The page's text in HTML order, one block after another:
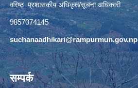
वरिष्ठ प्रशासकीय अधिकृत/सूचना अधिकारी
9857074145
suchanaadhikari@rampurmun.gov.np
सम्पर्क